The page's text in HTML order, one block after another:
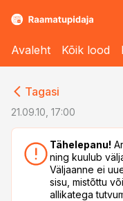
Avaleht Kõik lood
Tagasi
21.09.10, 17:00
Tähelepanu!
ning kuulub
Väljaanne ei
sisu, mistõttu
allikatega